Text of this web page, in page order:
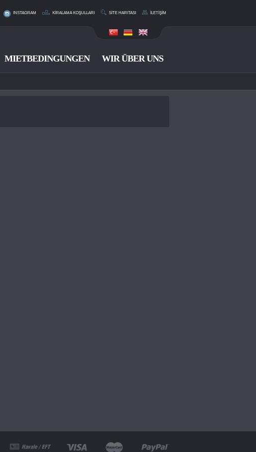
INSTAGRAM KİRALAMA KOŞULLARI SİTE HARITASI İLETİŞİM
MIETBEDINGUNGEN WIR ÜBER UNS